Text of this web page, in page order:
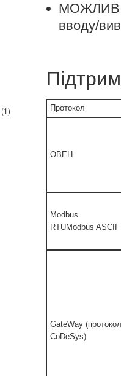
(1)
вводу/
Протокол
ОВЕН
Modbus
RTUModbus ASCII
GateWay (протокол
CoDeSys)